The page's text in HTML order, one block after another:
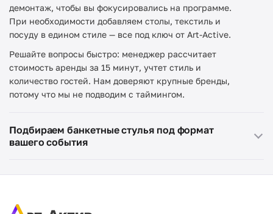
демонтаж, чтобы вы фокусировались на программе.
При необходимости добавляем столы, текстиль и
посуду в едином стиле — все под ключ от Art-Active.
Решайте вопросы быстро: менеджер рассчитает
стоимость аренды за 15 минут, учтет стиль и
количество гостей. Нам доверяют крупные бренды,
потому что мы не подводим с таймингом.
Подбираем банкетные стулья под формат
вашего события